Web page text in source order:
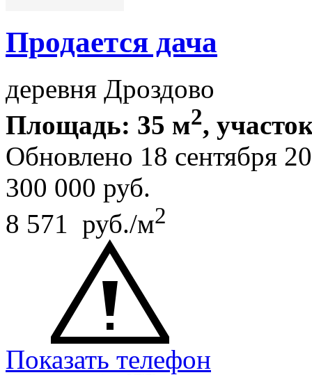
Продается дача
деревня Дроздово
Площадь: 35 м2,
Обновлено 18 сентября
300 000 руб.
8 571 руб./м2
Показать телефон